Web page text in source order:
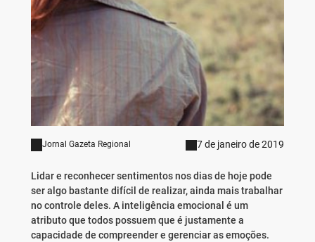
Jornal Gazeta Regional 7 de janeiro de 2019
Lidar e reconhecer sentimentos nos dias de hoje pode
ser algo bastante difícil de realizar, ainda mais trabalhar
no controle deles. A inteligência emocional é um
atributo que todos possuem que é justamente a
capacidade de compreender e gerenciar as emoções.